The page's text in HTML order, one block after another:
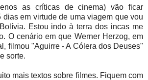
as críticas de cinema) vão ficar
dias em virtude de uma viagem que vou
Estou indo à terra dos incas me
O cenário em que Werner Herzog, em
filmou "Aguirre - A Cólera dos Deuses"
sorte.
mais textos sobre filmes. Fiquem com